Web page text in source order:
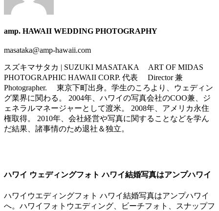
amp. HAWAII WEDDING PHOTOGRAPHY
masataka@amp-hawaii.com
スズキマサタカ | SUZUKI MASATAKA ART OF MIDAS
PHOTOGRAPHIC HAWAII CORP. 代表 Director 兼
Photographer. 東京下町出身。学生のころより、ウェディン
グ業界に関わる。 2004年、ハワイの写真会社のCOO兼、ジ
ェネラルマネージャーとして渡米。 2008年、アメリカ永住
権取得。 2010年、会社経営や写真に関することなどを学ん
だ結果、諸事情のため退社＆独立。
ハワイ ウェディングフォト ハワイ結婚写真はアンプハワイ
ハワイウエディングフォト ハワイ結婚写真はアンプハワイ
へ。ハワイフォトウエディング、ビーチフォト、スナップフ